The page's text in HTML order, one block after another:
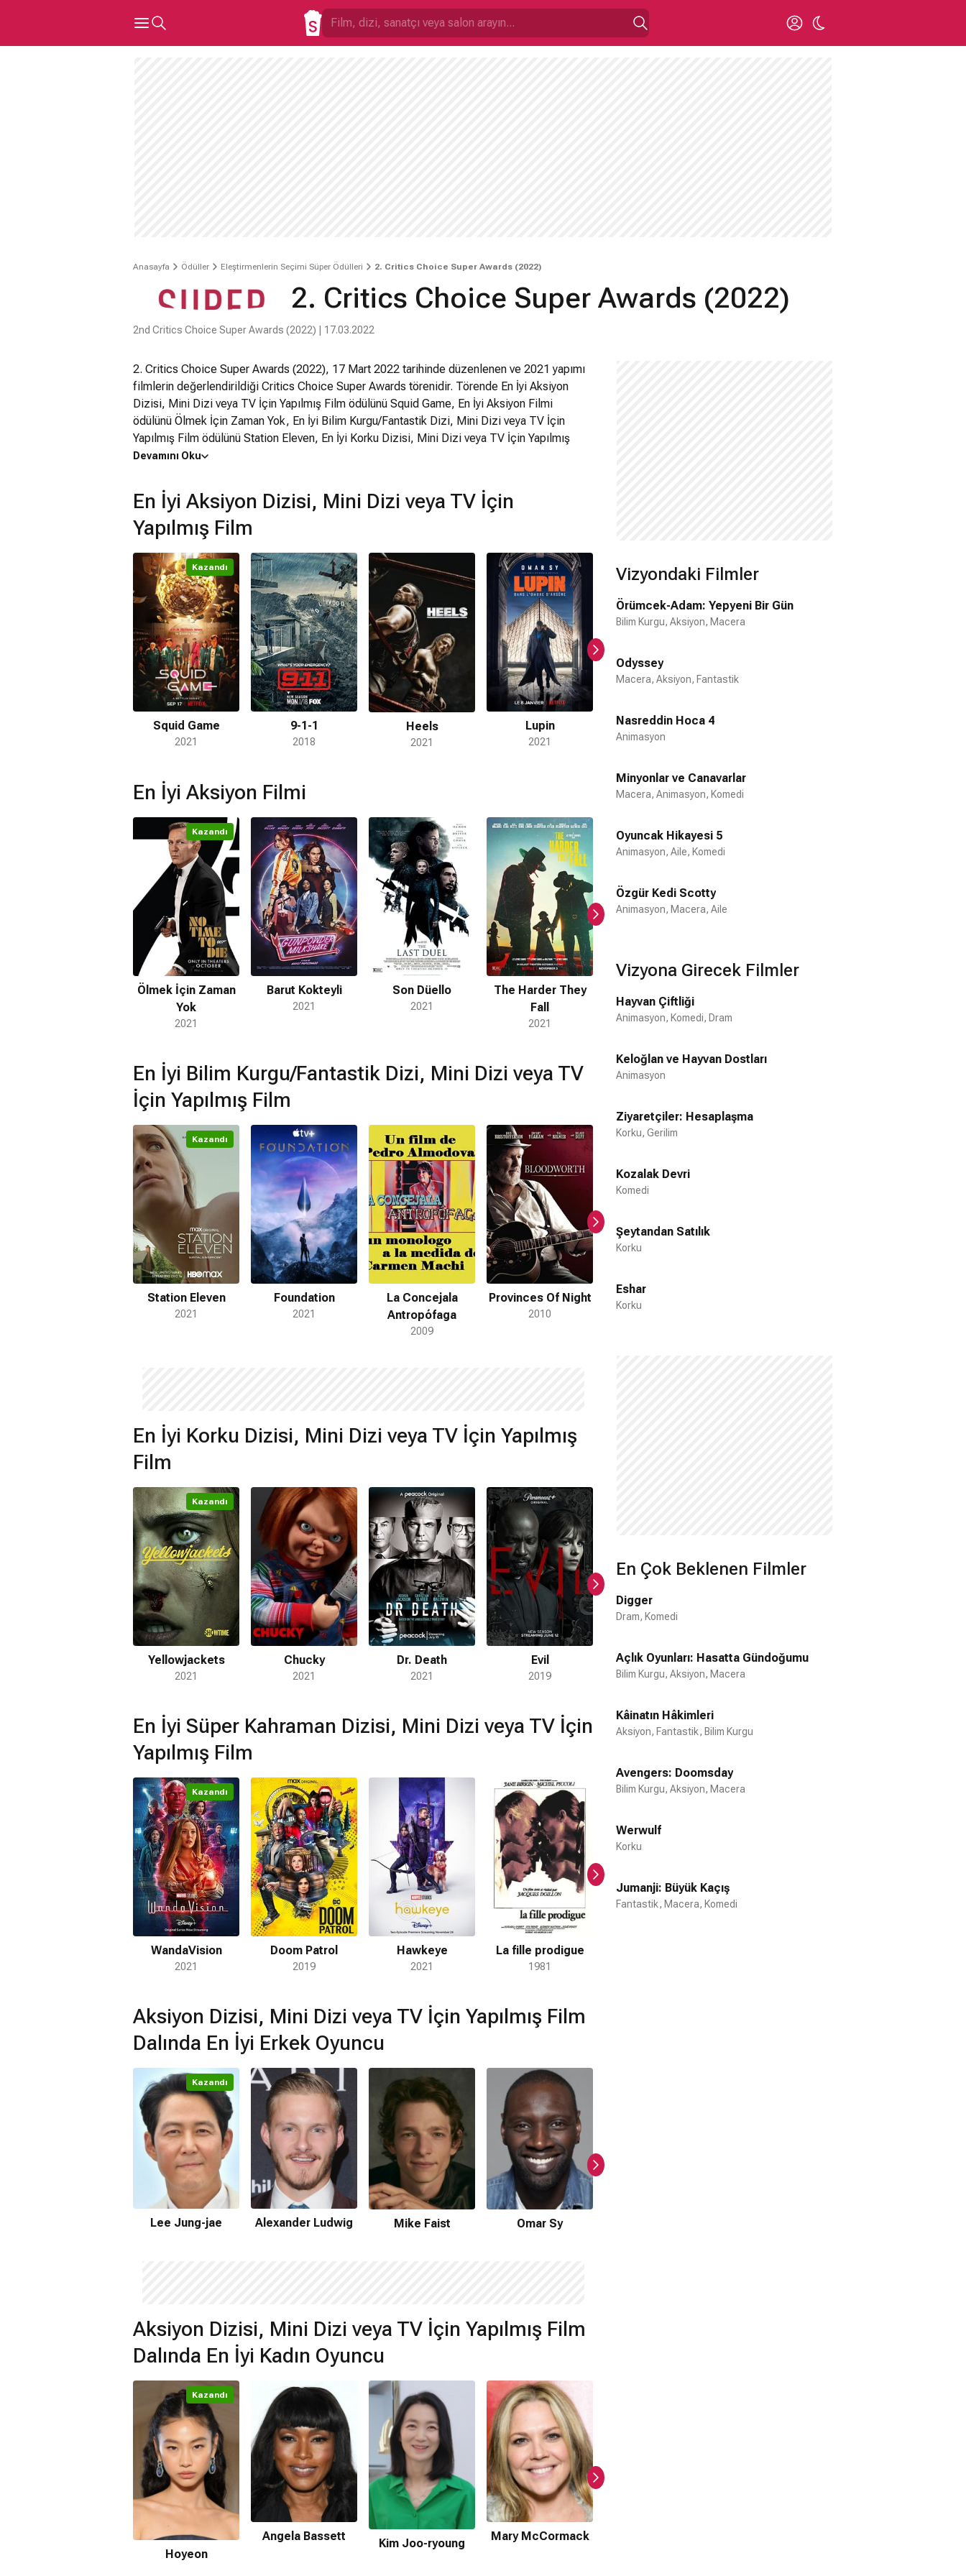
Anasayfa Ödüller Eleştirmenlerin Seçimi Süper Ödülleri 2. Critics Choice Super Awards (2022)
2. Critics Choice Super Awards (2022)
2nd Critics Choice Super Awards (2022) | 17.03.2022
2. Critics Choice Super Awards (2022), 17 Mart 2022 tarihinde düzenlenen ve 2021 yapımı
filmlerin değerlendirildiği Critics Choice Super Awards törenidir. Törende En İyi Aksiyon
Dizisi, Mini Dizi veya TV İçin Yapılmış Film ödülünü Squid Game, En İyi Aksiyon Filmi
ödülünü Ölmek İçin Zaman Yok, En İyi Bilim Kurgu/Fantastik Dizi, Mini Dizi veya TV İçin
Yapılmış Film ödülünü Station Eleven, En İyi Korku Dizisi, Mini Dizi veya TV İçin Yapılmış
Film ödülünü Yellowjackets ve En İyi Süper Kahraman Dizisi, Mini Dizi veya TV İçin Yapılmış
gibi filmler farklı kategorilerde öne çıkan yapımlar arasında yer aldı.
Devamını Oku
En İyi Aksiyon Dizisi, Mini Dizi veya TV İçin
Yapılmış Film
Kazandı
Squid Game
2021
9-1-1
2018
Heels
2021
Lupin
2021
Virus
1995
En İyi Aksiyon Filmi
Kazandı
Ölmek İçin Zaman
Yok
2021
Barut Kokteyli
2021
Son Düello
2021
The Harder They
Fall
2021
2021
En İyi Bilim Kurgu/Fantastik Dizi, Mini Dizi veya TV
İçin Yapılmış Film
Kazandı
Station Eleven
2021
Foundation
2021
La Concejala
Antropófaga
2009
Provinces Of Night
2010
Snowpiercer
En İyi Korku Dizisi, Mini Dizi veya TV İçin Yapılmış
Film
Kazandı
Yellowjackets
2021
Chucky
2021
Dr. Death
2021
Evil
2019
Servant
2019
The Sweatbox
En İyi Süper Kahraman Dizisi, Mini Dizi veya TV İçin
Yapılmış Film
Kazandı
WandaVision
2021
Doom Patrol
2019
Hawkeye
2021
La fille prodigue
1981
Aksiyon Dizisi, Mini Dizi veya TV İçin Yapılmış Film
Dalında En İyi Erkek Oyuncu
Kazandı
Lee Jung-jae Alexander Ludwig Mike Faist Omar Sy
Aksiyon Dizisi, Mini Dizi veya TV İçin Yapılmış Film
Dalında En İyi Kadın Oyuncu
Kazandı
Hoyeon
Angela Bassett
Kim Joo-ryoung
Mary McCormack
Vizyondaki Filmler
Örümcek-Adam: Yepyeni Bir Gün
Bilim Kurgu, Aksiyon, Macera
Odyssey
Macera, Aksiyon, Fantastik
Nasreddin Hoca 4
Animasyon
Minyonlar ve Canavarlar
Macera, Animasyon, Komedi
Oyuncak Hikayesi 5
Animasyon, Aile, Komedi
Özgür Kedi Scotty
Animasyon, Macera, Aile
Vizyona Girecek Filmler
Hayvan Çiftliği
Animasyon, Komedi, Dram
Keloğlan ve Hayvan Dostları
Animasyon
Ziyaretçiler: Hesaplaşma
Korku, Gerilim
Kozalak Devri
Komedi
Şeytandan Satılık
Korku
Eshar
Korku
En Çok Beklenen Filmler
Digger
Dram, Komedi
Açlık Oyunları: Hasatta Gündoğumu
Bilim Kurgu, Aksiyon, Macera
Kâinatın Hâkimleri
Aksiyon, Fantastik, Bilim Kurgu
Avengers: Doomsday
Bilim Kurgu, Aksiyon, Macera
Werwulf
Korku
Jumanji: Büyük Kaçış
Fantastik, Macera, Komedi